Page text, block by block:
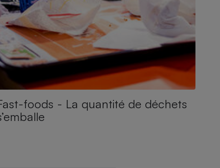
foods - La quantité de déchets